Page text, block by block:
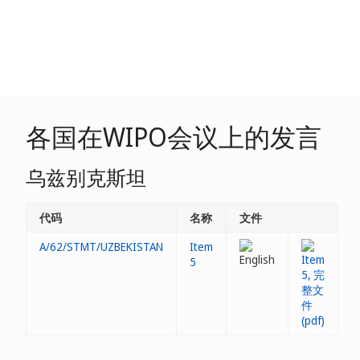
各国在WIPO会议上的发言
乌兹别克斯坦
代码 名称
文件
A/62/STMT/UZBEKISTAN
Item
5